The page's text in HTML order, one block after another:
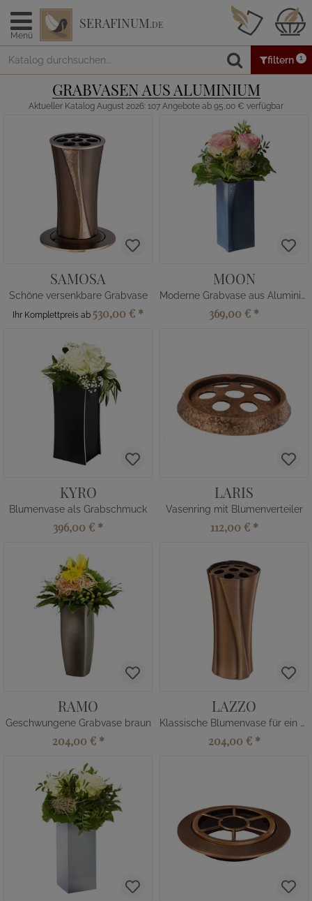
Menü
SERAFINUM.DE
filtern 1
GRABVASEN AUS ALUMINIUM
Aktueller Katalog August 2026: 107 Angebote ab 95,00 € verfügbar
SAMOSA
Schöne versenkbare Grabvase
Ihr Komplettpreis ab 530,00 € *
MOON
Moderne Grabvase aus Aluminium blau
369,00 € *
KYRO
Blumenvase als Grabschmuck
396,00 € *
LARIS
Vasenring mit Blumenverteiler
112,00 € *
RAMO
Geschwungene Grabvase braun
204,00 € *
LAZZO
Klassische Blumenvase für ein Grab
204,00 € *